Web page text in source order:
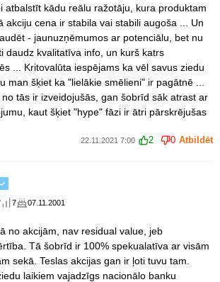
atbalstīt kādu reālu ražotāju, kura produktam
akciju cena ir stabila vai stabili augoša ... Un
- jaunuzņēmumos ar potenciālu, bet nu
daudz kvalitatīva info, un kurš katrs
... Kritovalūta iespējams ka vēl savus ziedu
man šķiet ka "lielākie smēlieni" ir pagātnē ...
tās ir izveidojušās, gan šobrīd sāk atrast ar
kaut šķiet "hype" fāzi ir ātri pārskrējušas
22.11.2021 7:00 2 0 Atbildēt
7 07.11.2001
no akcijām, nav residual value, jeb
Tā šobrīd ir 100% spekualatīva ar visām
sekā. Teslas akcijas gan ir ļoti tuvu tam.
laikiem vajadzīgs nacionālo banku